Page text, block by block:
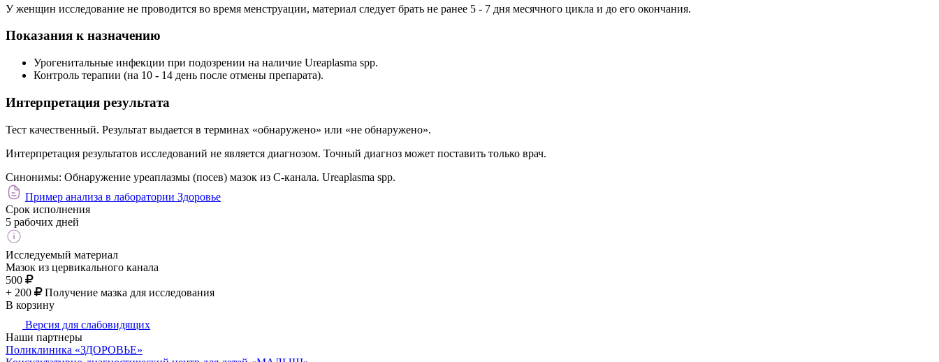
У женщин исследование не проводится во время менструации, материал следует брать не ранее 5 - 7 дня месячного цикла и до его окончания.
Показания к назначению
Урогенитальные инфекции при подозрении на наличие Ureaplasma spp.
Контроль терапии (на 10 - 14 день после отмены препарата).
Интерпретация результата
Тест качественный. Результат выдается в терминах «обнаружено» или «не обнаружено».
Интерпретация результатов исследований не является диагнозом. Точный диагноз может поставить только врач.
Синонимы: Обнаружение уреаплазмы (посев) мазок из С-канала. Ureaplasma spp.
Пример анализа в лаборатории Здоровье
Срок исполнения
5 рабочих дней
Исследуемый материал
Мазок из цервикального канала
500
+ 200
Получение мазка для исследования
В корзину
Версия для слабовидящих
Наши партнеры
Поликлиника «ЗДОРОВЬЕ»